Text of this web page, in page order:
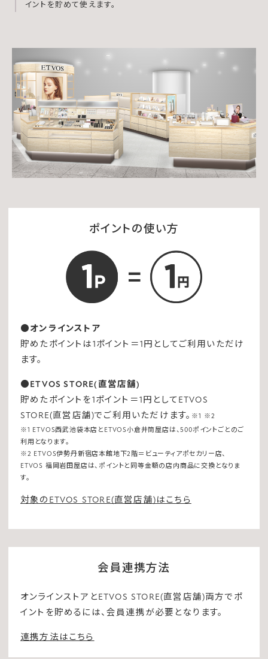
イントを貯めて使えます。
ポイントの使い方
●オンラインストア
貯めたポイントは1ポイント＝1円としてご利用いただけ
ます。
●ETVOS STORE(直営店舗)
貯めたポイントを1ポイント＝1円としてETVOS
STORE(直営店舗)でご利用いただけます。 ※1 ※2
※1 ETVOS西武池袋本店とETVOS小倉井筒屋店は、500ポイントごとのご
利用となります。
※2 ETVOS伊勢丹新宿店本館地下2階＝ビューティアポセカリー店、
ETVOS 福岡岩田屋店は、ポイントと同等金額の店内商品に交換となりま
す。
対象のETVOS STORE(直営店舗)はこちら
会員連携方法
オンラインストアとETVOS STORE(直営店舗)両方でポ
イントを貯めるには、会員連携が必要となります。
連携方法はこちら